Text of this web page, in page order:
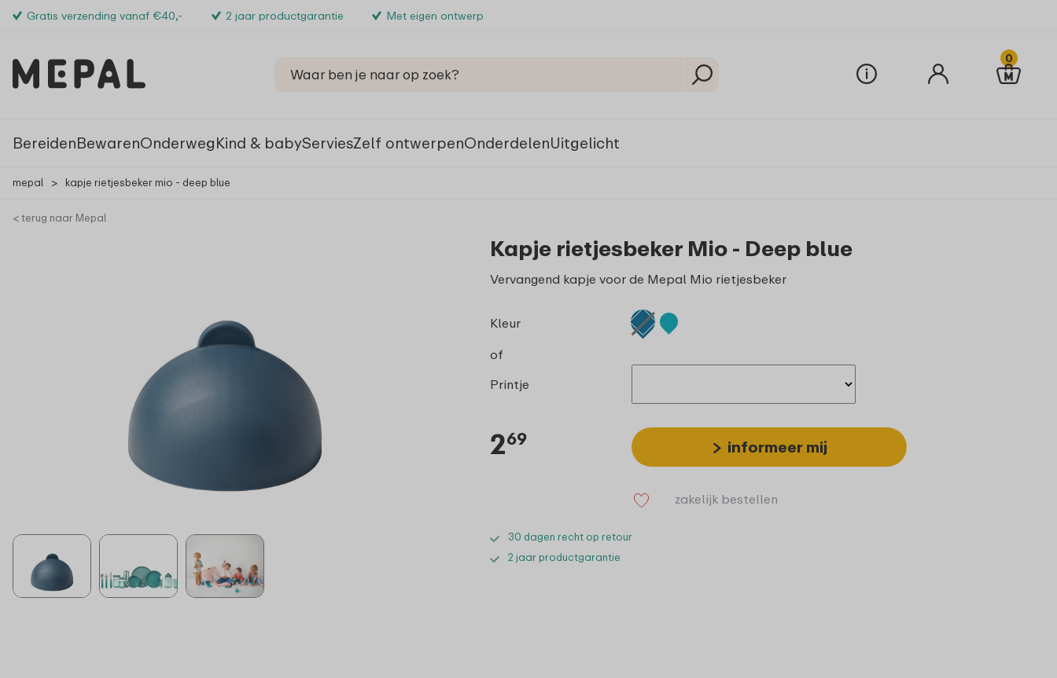
Gratis verzending vanaf €40,- 2 jaar productgarantie Met eigen ontwerp
0
BereidenBewarenOnderwegKind & babyServiesZelf ontwerpenOnderdelenUitgelicht
mepal > kapje rietjesbeker mio - deep blue
< terug naar Mepal
Kapje rietjesbeker Mio - Deep blue
Vervangend kapje voor de Mepal Mio rietjesbeker
Kleur
of
Printje
269 informeer mij
zakelijk bestellen
30 dagen recht op retour
2 jaar productgarantie